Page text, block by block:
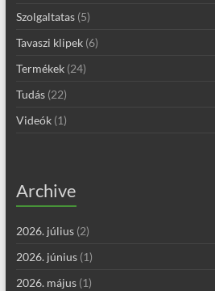
Szolgaltatas(5)
Tavaszi klipek(6)
Termékek(24)
Tudás(22)
Videók(1)
Archive
2026. július(2)
2026. június(1)
2026. május(1)